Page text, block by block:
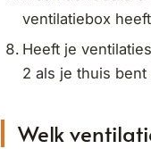
ventilatiebox
Heeft je
2 als je thuis
Welk